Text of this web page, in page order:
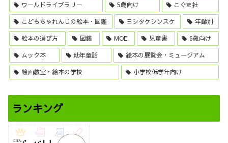
ワールドライブラリー 5歳向け こぐま社
こどもちゃれんじの絵本・図鑑 ヨシタケシンスケ 年齢別
絵本の選び方 図鑑 MOE 児童書 6歳向け
ムック本 幼年童話 絵本の展覧会・ミュージアム
絵画教室・絵本の学校 小学校低学年向け
ランキング